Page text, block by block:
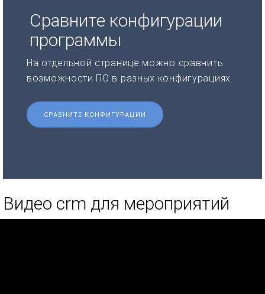
Сравните конфигурации
программы
На отдельной странице можно сравнить
возможности ПО в разных конфигурациях.
СРАВНИТЕ КОНФИГУРАЦИИ
Видео crm для мероприятий